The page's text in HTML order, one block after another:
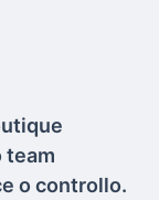
team
o controllo.